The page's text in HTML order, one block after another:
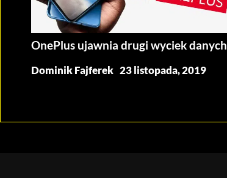
OnePlus ujawnia drugi wyciek danych
Dominik Fajferek 23 listopada, 2019